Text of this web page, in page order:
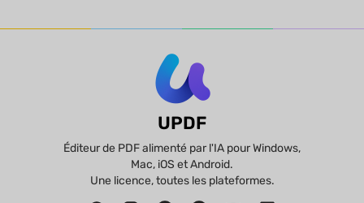
UPDF
Éditeur de PDF alimenté par l'IA pour Windows,
Mac, iOS et Android.
Une licence, toutes les plateformes.